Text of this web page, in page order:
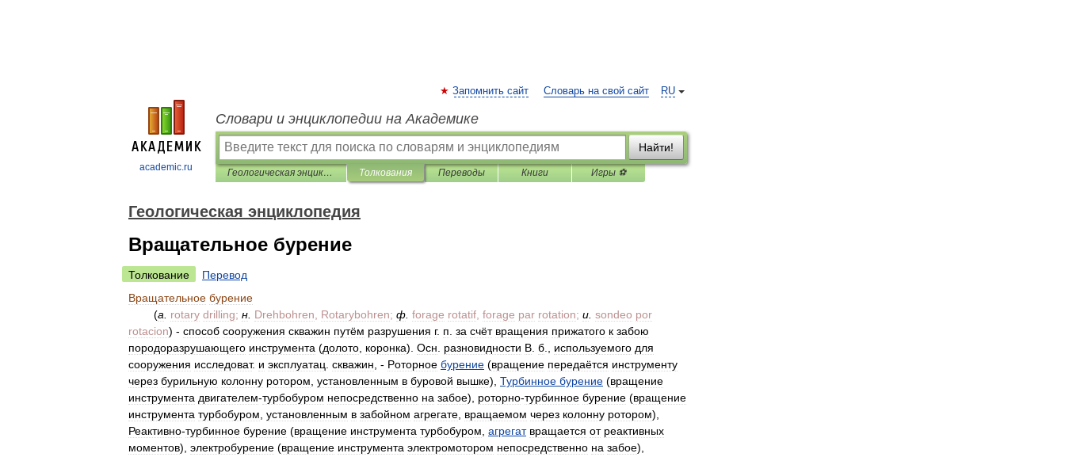
academic.ru
RU
Запомнить сайт Словарь на свой сайт
Словари и энциклопедии на Академике
Найти!
Геологическая энциклопедия Толкования Переводы Книги Игры ⚽
Геологическая энциклопедия
Вращательное бурение
Толкование
Перевод
Вращательное бурение
(a rotary drilling; н Drehbohren Rotarybohren; ф forage rotatif forage par rotation; и sondeo por
rotacion) - способ сооружения скважин путём разрушения г. п за счёт вращения прижатого к забою
породоразрушающего инструмента (долото коронка). Oсн разновидности B б используемого для
сооружения исследоват. и эксплуатац скважин , - Pоторное бурение (вращение передаётся инструменту
через бурильную колонну ротором установленным в буровой вышке), Турбинное бурение (вращение
инструмента двигателем-турбобуром непосредственно на забое), роторно-турбинное бурение (вращение
инструмента турбобуром установленным в забойном агрегате вращаемом через колонну ротором),
Реактивно-турбинное бурение (вращение инструмента турбобуром агрегат вращается от реактивных
моментов), электробурение (вращение инструмента электромотором непосредственно на забое),